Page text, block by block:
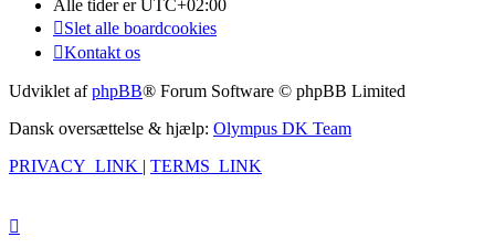
Alle tider erUTC+02:00
Slet alle boardcookies
Kontakt os
Udviklet afphpBB® Forum Software © phpBB Limited
Dansk oversættelse & hjælp: Olympus DK Team
PRIVACY_LINK
TERMS_LINK